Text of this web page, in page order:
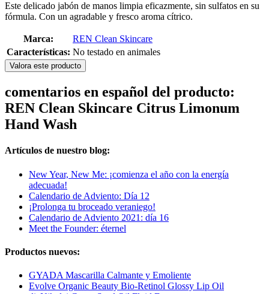
Este delicado jabón de manos limpia eficazmente, sin sulfatos en su
fórmula. Con un agradable y fresco aroma cítrico.
Marca:
REN Clean Skincare
Características: No testado en animales
Valora este producto
comentarios en español del producto:
REN Clean Skincare Citrus Limonum
Hand Wash
Artículos de nuestro blog:
New Year, New Me: ¡comienza el año con la energía
adecuada!
Calendario de Adviento: Día 12
¡Prolonga tu broceado veraniego!
Calendario de Adviento 2021: día 16
Meet the Founder: éternel
Productos nuevos:
GYADA Mascarilla Calmante y Emoliente
Evolve Organic Beauty Bio-Retinol Glossy Lip Oil